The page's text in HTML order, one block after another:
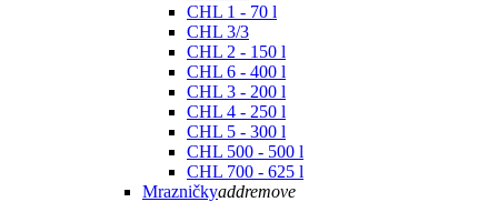
CHL 1 - 70 l
CHL 3/3
CHL 2 - 150 l
CHL 6 - 400 l
CHL 3 - 200 l
CHL 4 - 250 l
CHL 5 - 300 l
CHL 500 - 500 l
CHL 700 - 625 l
Mrazničkyaddremove